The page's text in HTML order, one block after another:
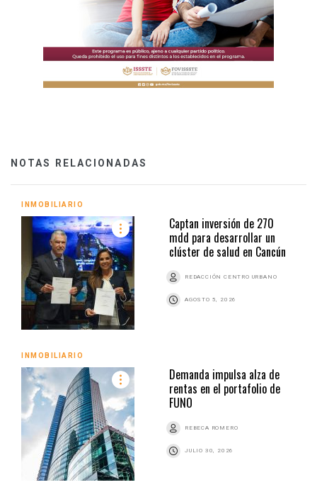
NOTAS RELACIONADAS
INMOBILIARIO
Captan inversión de 270
mdd para desarrollar un
clúster de salud en Cancún
REDACCIÓN CENTRO URBANO
AGOSTO 5, 2026
INMOBILIARIO
Demanda impulsa alza de
rentas en el portafolio de
FUNO
REBECA ROMERO
JULIO 30, 2026